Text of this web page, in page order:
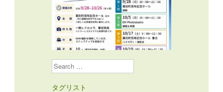
Search
タグリスト